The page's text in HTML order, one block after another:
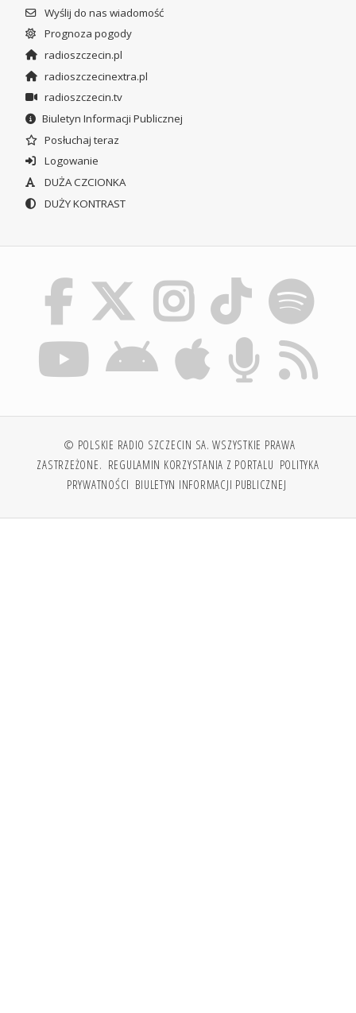
Wyślij do nas wiadomość
Prognoza pogody
radioszczecin.pl
radioszczecinextra.pl
radioszczecin.tv
Biuletyn Informacji Publicznej
Posłuchaj teraz
Logowanie
DUŻA CZCIONKA
DUŻY KONTRAST
© POLSKIE RADIO SZCZECIN SA. WSZYSTKIE PRAWA
ZASTRZEŻONE. REGULAMIN KORZYSTANIA Z PORTALU POLITYKA
PRYWATNOŚCI BIULETYN INFORMACJI PUBLICZNEJ